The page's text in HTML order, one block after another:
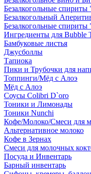
Безалкогольные
Безалкогольный
Безалкогольные
Ингредиенты для Bubble
Бамбуковые листья
Джусболлы
Тапиока
Пики и Трубочки для
Топпинги/Мёд с Алоэ
Мёд с Алоэ
Соусы Colibri D`oro
Тоники и Лимонады
Тоники Nunchi
Кофе/Молоко/Смеси для
Альтернативное молоко
Кофе в Зернах
Смеси для молочных
Посуда и Инвентарь
Барный инвентарь